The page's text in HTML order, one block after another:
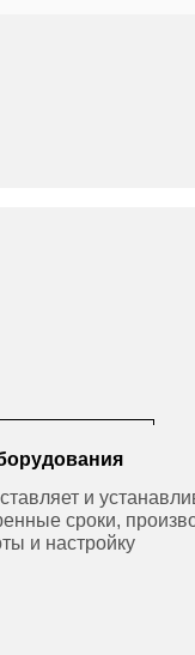
и
сроки,
и настройку